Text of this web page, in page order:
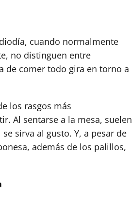
cuando normalmente
no distinguen entre
de comer todo gira en torno a
los rasgos más
Al sentarse a la mesa, suelen
sirva al gusto. Y, a pesar de
además de los palillos,